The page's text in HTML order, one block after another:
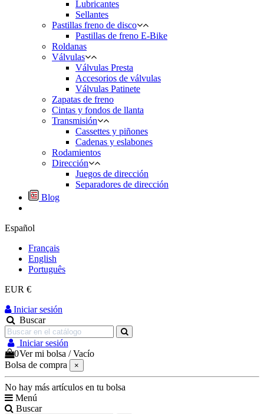
Lubricantes
Sellantes
Pastillas freno de disco
Pastillas de freno E-Bike
Roldanas
Válvulas
Válvulas Presta
Accesorios de válvulas
Válvulas Patinete
Zapatas de freno
Cintas y fondos de llanta
Transmisión
Cassettes y piñones
Cadenas y eslabones
Rodamientos
Dirección
Juegos de dirección
Separadores de dirección
Blog
Español
Français
English
Português
EUR €
Iniciar sesión
Buscar
Iniciar sesión
0Ver mi bolsa /Vacío
Bolsa de compra
×
No hay más artículos en tu bolsa
Menú
Buscar